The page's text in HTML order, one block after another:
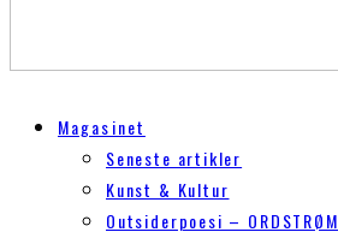
Magasinet
Seneste artikler
Kunst & Kultur
Outsiderpoesi – ORDSTRØM